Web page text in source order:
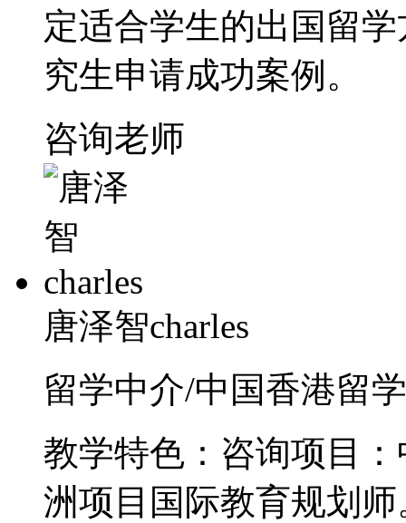
定适合学生的出国留
究生申请成功案例。
咨询老师
唐泽智charles
留学中介/中国香港留
教学特色：咨询项目
洲项目国际教育规划